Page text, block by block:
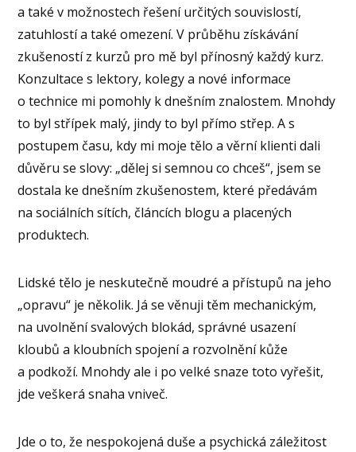
a také v možnostech řešení určitých souvislostí,
zatuhlostí a také omezení. V průběhu získávání
zkušeností z kurzů pro mě byl přínosný každý kurz.
Konzultace s lektory, kolegy a nové informace
o technice mi pomohly k dnešním znalostem. Mnohdy
to byl střípek malý, jindy to byl přímo střep. A s
postupem času, kdy mi moje tělo a věrní klienti dali
důvěru se slovy: „dělej si semnou co chceš“, jsem se
dostala ke dnešním zkušenostem, které předávám
na sociálních sítích, článcích blogu a placených
produktech.
Lidské tělo je neskutečně moudré a přístupů na jeho
„opravu“ je několik. Já se věnuji těm mechanickým,
na uvolnění svalových blokád, správné usazení
kloubů a kloubních spojení a rozvolnění kůže
a podkoží. Mnohdy ale i po velké snaze toto vyřešit,
jde veškerá snaha vniveč.
Jde o to, že nespokojená duše a psychická záležitost